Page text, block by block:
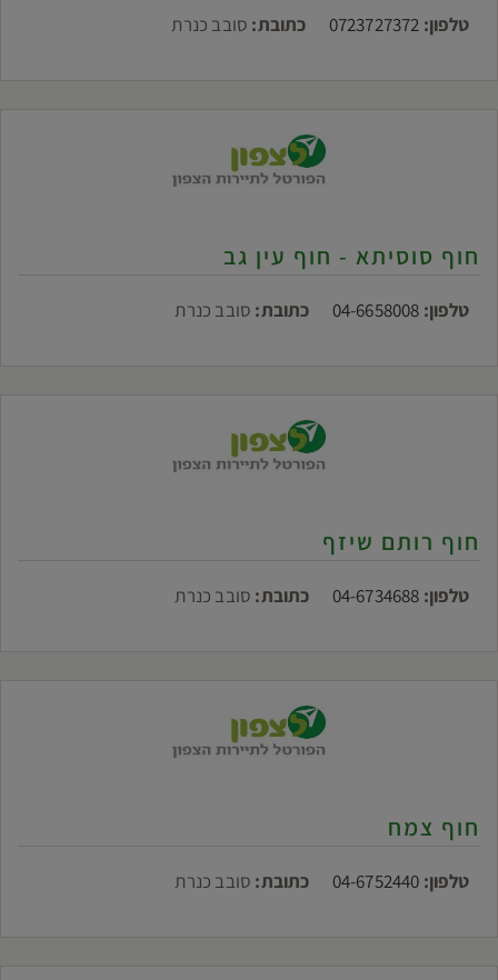
טלפון: 0723727372 כתובת: סובב כנרת
חוף סוסיתא - חוף עין גב
טלפון: 04-6658008 כתובת: סובב כנרת
חוף רותם שיזף
טלפון: 04-6734688 כתובת: סובב כנרת
חוף צמח
טלפון: 04-6752440 כתובת: סובב כנרת